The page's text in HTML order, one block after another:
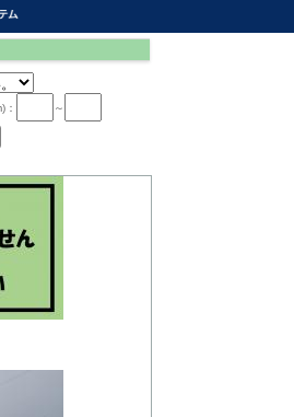
： ～